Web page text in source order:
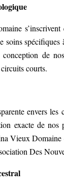
s’inscrivent
soins
de
courts.
envers
exacte de
Vieux Domaine
Des